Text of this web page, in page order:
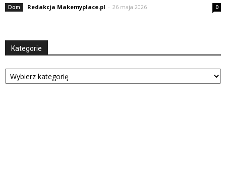
Dom Redakcja Makemyplace.pl - 26 maja 2026 0
Kategorie
Kategorie